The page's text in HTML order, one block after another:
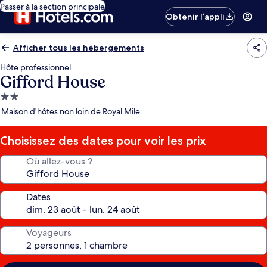
Passer à la section principale
Obtenir l’appli
Afficher tous les hébergements
Hôte professionnel
Gifford House
Hébergement
2.0 étoiles
Maison d'hôtes non loin de Royal Mile
Choisissez des dates pour voir les prix
Où allez-vous ?
Dates
Voyageurs